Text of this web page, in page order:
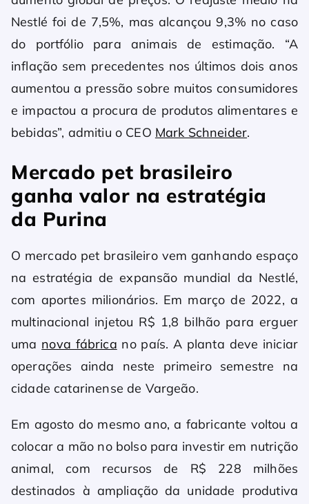
Nestlé foi de 7,5%, mas alcançou 9,3% no caso
do portfólio para animais de estimação. “A
inflação sem precedentes nos últimos dois anos
aumentou a pressão sobre muitos consumidores
e impactou a procura de produtos alimentares e
bebidas”, admitiu o CEO Mark Schneider.
Mercado pet brasileiro
ganha valor na estratégia
da Purina
O mercado pet brasileiro vem ganhando espaço
na estratégia de expansão mundial da Nestlé,
com aportes milionários. Em março de 2022, a
multinacional injetou R$ 1,8 bilhão para erguer
uma nova fábrica no país. A planta deve iniciar
operações ainda neste primeiro semestre na
cidade catarinense de Vargeão.
Em agosto do mesmo ano, a fabricante voltou a
colocar a mão no bolso para investir em nutrição
animal, com recursos de R$ 228 milhões
destinados à ampliação da unidade produtiva